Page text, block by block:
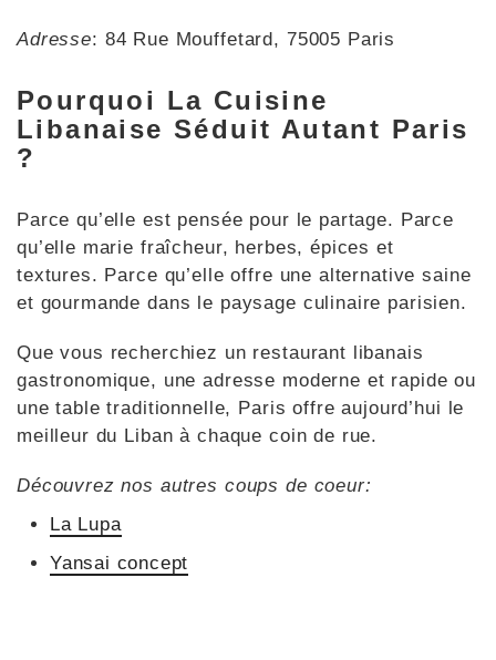
Adresse: 84 Rue Mouffetard, 75005 Paris
Pourquoi La Cuisine
Libanaise Séduit Autant Paris
?
Parce qu’elle est pensée pour le partage. Parce
qu’elle marie fraîcheur, herbes, épices et
textures. Parce qu’elle offre une alternative saine
et gourmande dans le paysage culinaire parisien.
Que vous recherchiez un restaurant libanais
gastronomique, une adresse moderne et rapide ou
une table traditionnelle, Paris offre aujourd’hui le
meilleur du Liban à chaque coin de rue.
Découvrez nos autres coups de coeur:
La Lupa
Yansai concept